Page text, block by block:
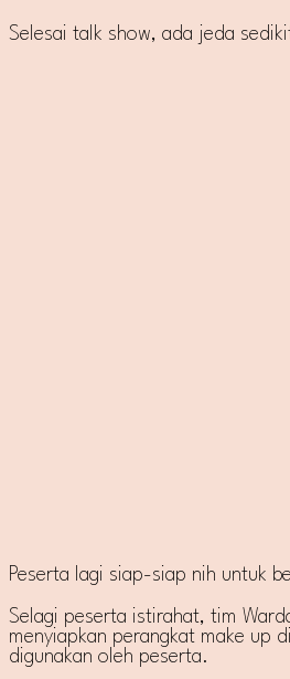
Selesai talk show, ada jeda
Peserta lagi siap-siap nih untuk
Selagi peserta istirahat, tim
menyiapkan perangkat make up
digunakan oleh peserta.